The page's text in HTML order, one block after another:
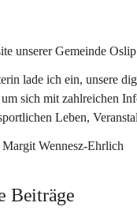
unserer Gemeinde
lade ich ein, unsere
sich mit zahlreichen
Leben,
Wennesz-Ehrlich
Beiträge